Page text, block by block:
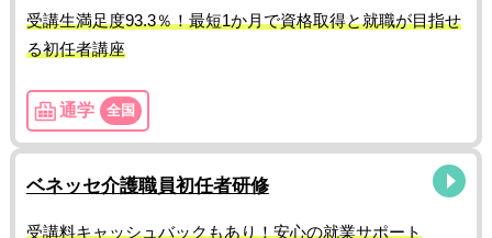
受講生満足度93.3％！最短1か月で資格取得と就職が目指せ
る初任者講座
通学 全国
ベネッセ介護職員初任者研修
受講料キャッシュバックもあり！安心の就業サポート